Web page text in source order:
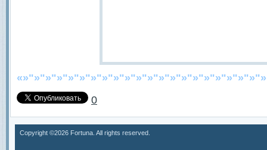
0
Copyright ©2026 Fortuna. All rights reserved.